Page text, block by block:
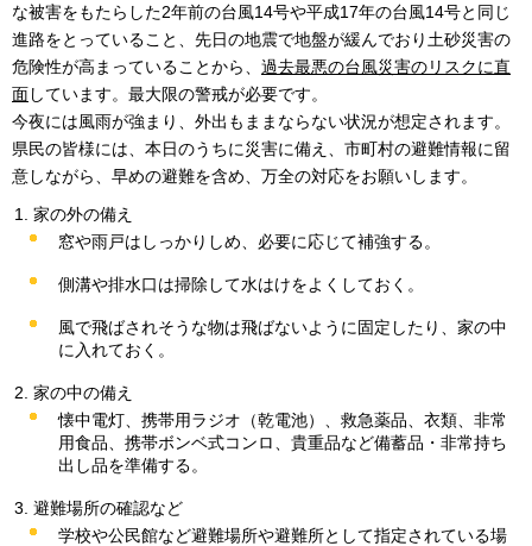
な被害をもたらした2年前の台風14号や平成17年の台風14号と同じ
進路をとっていること、先日の地震で地盤が緩んでおり土砂災害の
危険性が高まっていることから、 過去最悪の台風災害のリスクに直
面しています。最大限の警戒が必要です。
今夜には風雨が強まり、外出もままならない状況が想定されます。
県民の皆様には、本日のうちに災害に備え、市町村の避難情報に留
意しながら、早めの避難を含め、万全の対応をお願いします。
家の外の備え
窓や雨戸はしっかりしめ、必要に応じて補強する。
側溝や排水口は掃除して水はけをよくしておく。
風で飛ばされそうな物は飛ばないように固定したり、家の中
に入れておく。
家の中の備え
懐中電灯、携帯用ラジオ（乾電池）、救急薬品、衣類、非常
用食品、携帯ボンベ式コンロ、貴重品など備蓄品・非常持ち
出し品を準備する。
避難場所の確認など
学校や公民館など避難場所や避難所として指定されている場